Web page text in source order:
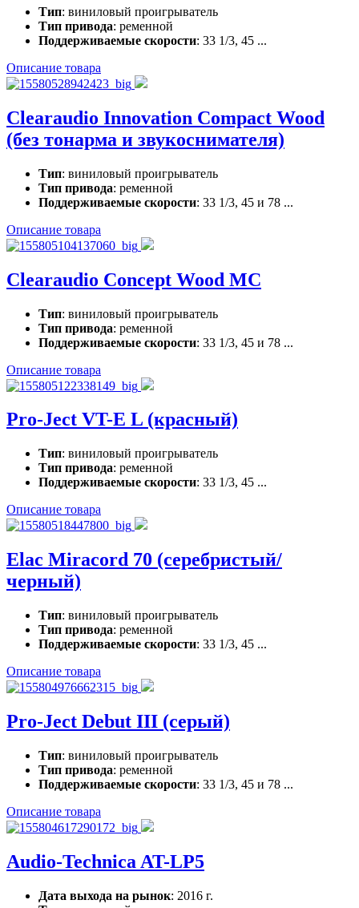
Тип: виниловый проигрыватель
Тип привода: ременной
Поддерживаемые скорости: 33 1/3, 45 ...
Описание товара
Clearaudio Innovation Compact Wood
(без тонарма и звукоснимателя)
Тип: виниловый проигрыватель
Тип привода: ременной
Поддерживаемые скорости: 33 1/3, 45 и 78 ...
Описание товара
Clearaudio Concept Wood MC
Тип: виниловый проигрыватель
Тип привода: ременной
Поддерживаемые скорости: 33 1/3, 45 и 78 ...
Описание товара
Pro-Ject VT-E L (красный)
Тип: виниловый проигрыватель
Тип привода: ременной
Поддерживаемые скорости: 33 1/3, 45 ...
Описание товара
Elac Miracord 70 (серебристый/
черный)
Тип: виниловый проигрыватель
Тип привода: ременной
Поддерживаемые скорости: 33 1/3, 45 ...
Описание товара
Pro-Ject Debut III (серый)
Тип: виниловый проигрыватель
Тип привода: ременной
Поддерживаемые скорости: 33 1/3, 45 и 78 ...
Описание товара
Audio-Technica AT-LP5
Дата выхода на рынок: 2016 г.